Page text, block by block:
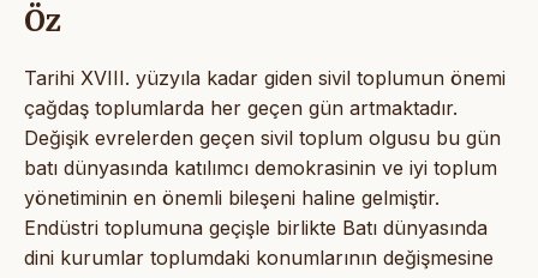
Öz
Tarihi XVIII. yüzyıla kadar giden sivil toplumun önemi
çağdaş toplumlarda her geçen gün artmaktadır.
Değişik evrelerden geçen sivil toplum olgusu bu gün
batı dünyasında katılımcı demokrasinin ve iyi toplum
yönetiminin en önemli bileşeni haline gelmiştir.
Endüstri toplumuna geçişle birlikte Batı dünyasında
dini kurumlar toplumdaki konumlarının değişmesine